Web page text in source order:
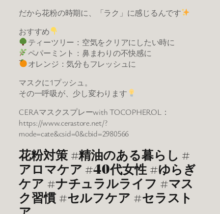
だから花粉の時期に、「ラク」に感じるんです
おすすめ
ティーツリー：空気をクリアにしたい時に
ペパーミント：鼻まわりの不快感に
オレンジ：気分もフレッシュに
マスクに1プッシュ。
その一呼吸が、少し変わります
CERAマスクスプレーwith TOCOPHEROL：
https://www.cerastore.net/?
mode=cate&csid=0&cbid=2980566
花粉対策 #精油のある暮らし #
アロマケア #40代女性 #ゆらぎ
ケア #ナチュラルライフ #マス
ク習慣 #セルフケア #セラスト